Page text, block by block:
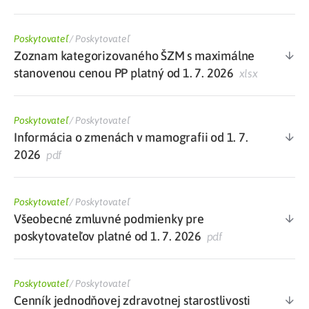
Poskytovateľ/Poskytovateľ
Zoznam kategorizovaného ŠZM s maximálne
stanovenou cenou PP platný od 1. 7. 2026 xlsx
Poskytovateľ/Poskytovateľ
Informácia o zmenách v mamografii od 1. 7.
2026 pdf
Poskytovateľ/Poskytovateľ
Všeobecné zmluvné podmienky pre
poskytovateľov platné od 1. 7. 2026 pdf
Poskytovateľ/Poskytovateľ
Cenník jednodňovej zdravotnej starostlivosti